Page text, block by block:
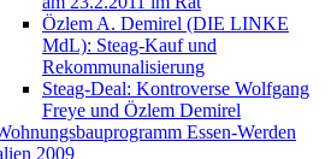
Özlem A. Demirel (DIE LINKE
MdL): Steag-Kauf und
Rekommunalisierung
Steag-Deal: Kontroverse Wolfgang
Freye und Özlem Demirel
Essen-Werden
2009